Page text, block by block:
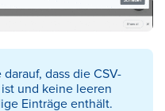
dass die CSV-
und keine leeren
Einträge enthält.